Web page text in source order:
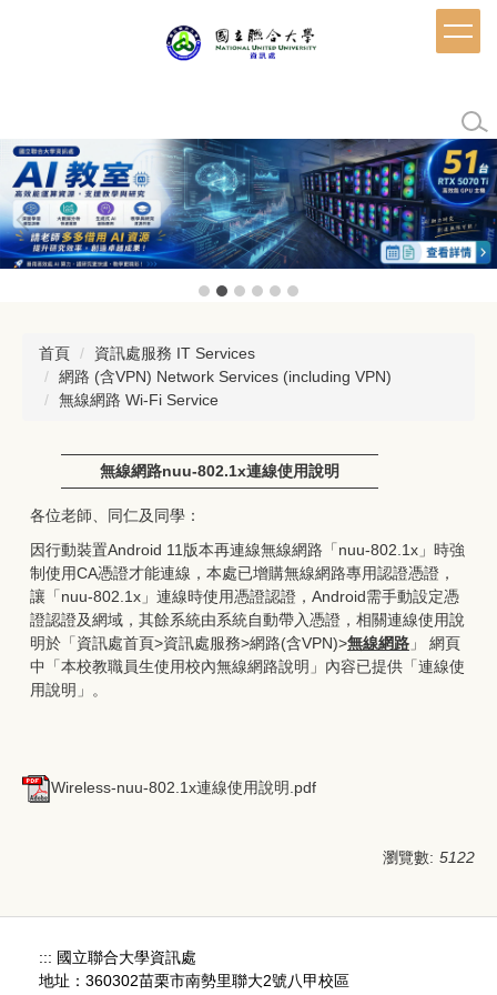
區
首頁
資訊處服務 IT Services
網路 (含VPN) Network Services (including VPN)
無線網路 Wi-Fi Service
無線網路nuu-802.1x連線使用說明
各位老師、同仁及同學：
因行動裝置Android 11版本再連線無線網路「nuu-802.1x」時強
制使用CA憑證才能連線，本處已增購無線網路專用認證憑證，
讓「nuu-802.1x」連線時使用憑證認證，Android需手動設定憑
證認證及網域，其餘系統由系統自動帶入憑證，相關連線使用說
明於「資訊處首頁>資訊處服務>網路(含VPN)>無線網路 」 網頁
中「本校教職員生使用校內無線網路說明」內容已提供「連線使
用說明」。
Wireless-nuu-802.1x連線使用說明.pdf
瀏覽數: 5122
::: 國立聯合大學資訊處
地址：360302苗栗市南勢里聯大2號八甲校區